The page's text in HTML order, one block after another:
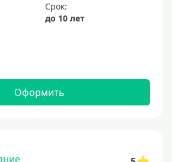
Срок:
до 10 лет
Оформить